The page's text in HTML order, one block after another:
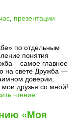
презентации
по отдельным
понятия
– самое главное
на свете Дружба —
доверии,
мои друзья со мной!
чтение
«Моя